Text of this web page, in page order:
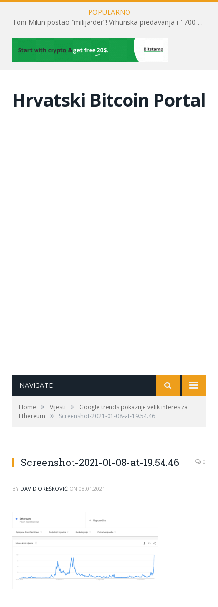
POPULARNO
Toni Milun postao “milijarder”! Vrhunska predavanja i 1700 posjetitelja obilježili su mjesec financijske pismenosti
Hrvatski Bitcoin Portal
NAVIGATE
Home » Vijesti »
Google trends pokazuje velik interes za
Ethereum
» Screenshot-2021-01-08-at-19.54.46
Screenshot-2021-01-08-at-19.54.46 0
BY DAVID OREŠKOVIĆ ON 08.01.2021